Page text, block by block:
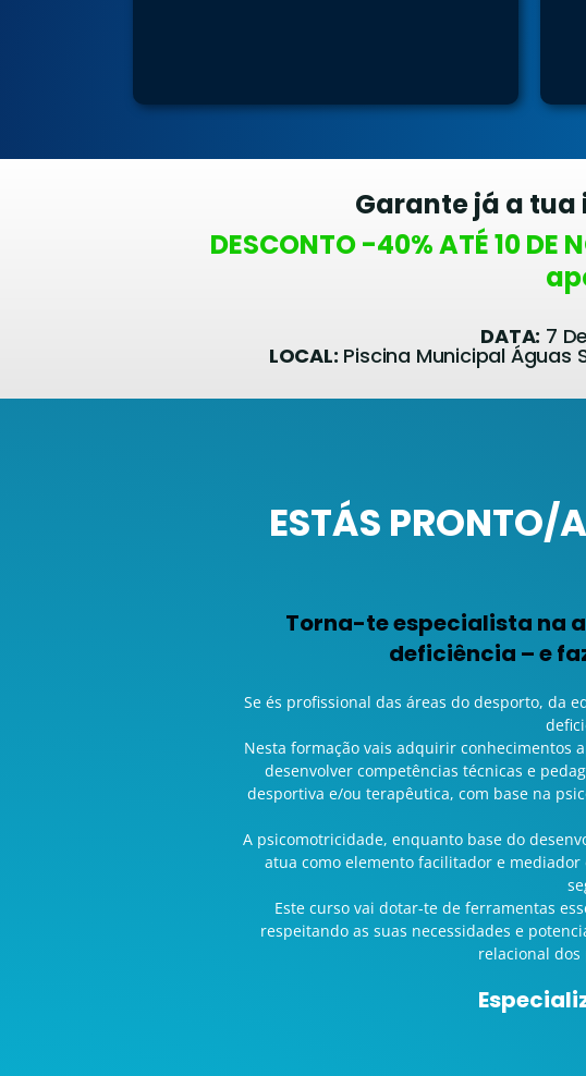
Garante já a tua
DESCONTO -40% ATÉ 10 DE
DATA: 7
LOCAL: Piscina Municipal Águas
ESTÁS PRONTO/
Torna-te especialista na
deficiência – e
Se és profissional das áreas do desporto, da
Nesta formação vais adquirir conhecimentos
desenvolver competências técnicas e
desportiva e/ou terapêutica, com base na
A psicomotricidade, enquanto base do
atua como elemento facilitador e
Este curso vai dotar-te de ferramentas
respeitando as suas necessidades e
relacional